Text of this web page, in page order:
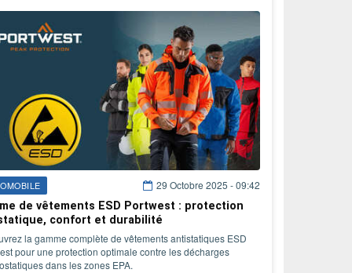
29 Octobre 2025 - 09:42
de vêtements ESD Portwest : protection
confort et durabilité
la gamme complète de vêtements antistatiques ESD
pour une protection optimale contre les décharges
dans les zones EPA.